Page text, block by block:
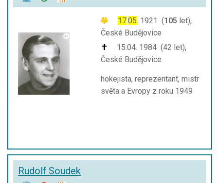
17.05. 1921 (105 let),
České Budějovice
15.04. 1984 (42 let),
České Budějovice
hokejista, reprezentant, mistr
světa a Evropy z roku 1949
Rudolf Soudek